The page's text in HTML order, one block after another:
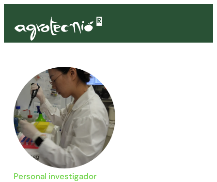
Personal investigador